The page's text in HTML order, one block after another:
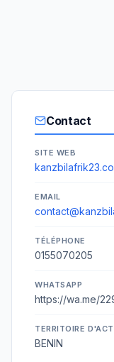
Contact
SITE WEB
EMAIL
TÉLÉPHONE
0155070205
WHATSAPP
https://wa.me/
TERRITOIRE
BENIN